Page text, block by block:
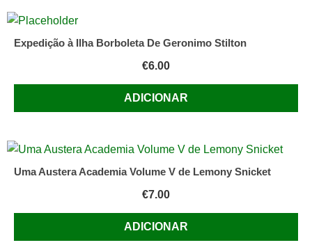
Expedição à Ilha Borboleta De Geronimo Stilton
€6.00
ADICIONAR
Uma Austera Academia Volume V de Lemony Snicket
€7.00
ADICIONAR